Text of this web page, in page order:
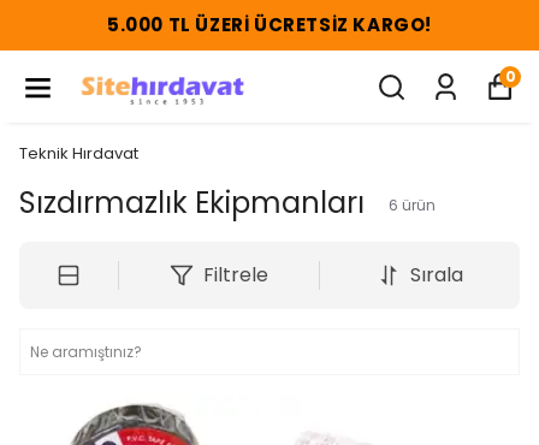
5.000 TL ÜZERI ÜCRETSIZ KARGO!
0
Teknik Hırdavat
Sızdırmazlık Ekipmanları 6 ürün
Filtrele Sırala